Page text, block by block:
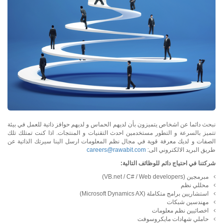
نبحث دائما عن اشخاص يتميزون بأن لديهم الحماس و لديهم حوافز ذاتية للعمل في بيئة
تتميز بالسرعة و التطور مستخدمين احدث التقنيات و المنتجات. اذا كنت تمتلك تلك
الصفات و لديك معرفة قوية في مجال نظم المعلومات ارسل الينا سيرتك الذاتية عن
طريق البريد الالكتروني الى: careers@rawabit.com
شركتنا في احتياج دائم للوظائف التالية:
مبرمجين (VB.net / C# / Web developers)
محللي نظم
استشاريين برامج متكاملة (Microsoft Dynamics AX)
مهندسين شبكات
اخصائيين نظم معلومات
حاملي شهادات مايكروسوفت